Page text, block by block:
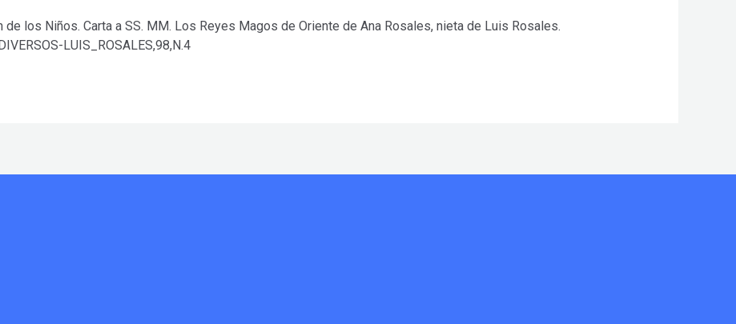
los Niños. Carta a SS. MM. Los Reyes Magos de Oriente de Ana Rosales, nieta de Luis Rosales.
LUIS_ROSALES,98,N.4